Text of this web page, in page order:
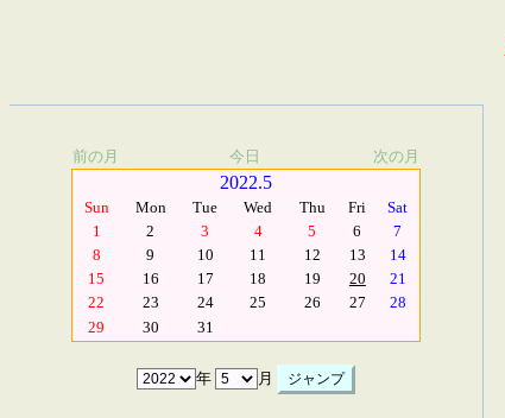
前の月 今日 次の月
2022.5
Sun Mon Tue Wed Thu Fri
Sat
1
2 3 4 5 6
7
8
9 10 11 12 13
14
15
16 17 18 19 20
21
22
23 24 25 26 27
28
29
30 31
年 月